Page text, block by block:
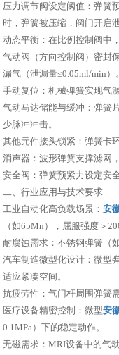
压力调节阀设定阈值：弹簧
时，弹簧被压缩，阀门开启泄
动态平衡：在比例控制阀中
气动阀（方向控制阀）密封
漏气（泄漏量≤0.05ml/min）。
手动复位：机械弹簧实现气
气动马达储能与缓冲：弹簧
少脉冲冲击。
其他元件接头锁紧：弹簧卡
消声器：波形弹簧支撑滤网
安全阀：弹簧预紧力设定安
二、行业应用与技术要求
工业自动化高负载场景：安
（如65Mn），屈服强度＞
耐腐蚀需求：不锈钢弹簧（
汽车制造微型化设计：微型
适应紧凑空间。
抗疲劳性：气门杆周围弹簧
医疗设备精密控制：微型安
0.1MPa）下的稳定动作。
无磁需求：MRI设备中的气